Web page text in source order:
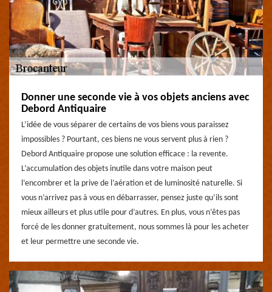
Donner une seconde vie à vos objets anciens avec
Debord Antiquaire
L’idée de vous séparer de certains de vos biens vous paraissez
impossibles ? Pourtant, ces biens ne vous servent plus à rien ?
Debord Antiquaire propose une solution efficace : la revente.
L’accumulation des objets inutile dans votre maison peut
l’encombrer et la prive de l’aération et de luminosité naturelle. Si
vous n’arrivez pas à vous en débarrasser, pensez juste qu’ils sont
mieux ailleurs et plus utile pour d’autres. En plus, vous n’êtes pas
forcé de les donner gratuitement, nous sommes là pour les acheter
et leur permettre une seconde vie.